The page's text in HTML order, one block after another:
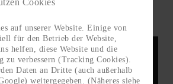
Glaser'l vorbeischaut...
Auffach
auf unserer Website. Einige von
für den Betrieb der Website,
helfen, diese Website und die
zu verbessern (Tracking Cookies).
Daten an Dritte (auch außerhalb
weitergegeben. (Näheres siehe